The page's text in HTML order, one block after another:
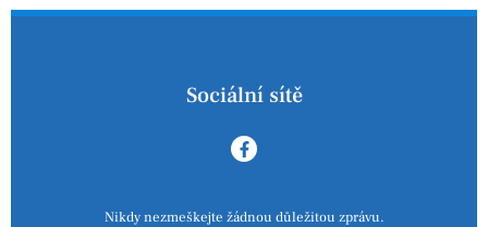
Sociální sítě
Nikdy nezmeškejte žádnou důležitou zprávu.